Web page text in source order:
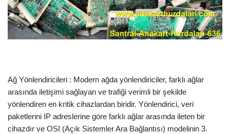
Ağ Yönlendiricileri : Modern ağda yönlendiriciler, farklı ağlar
arasında iletişimi sağlayan ve trafiği verimli bir şekilde
yönlendiren en kritik cihazlardan biridir. Yönlendirici, veri
paketlerini IP adreslerine göre farklı ağlar arasında ileten bir
cihazdır ve OSI (Açık Sistemler Ara Bağlantısı) modelinin 3.